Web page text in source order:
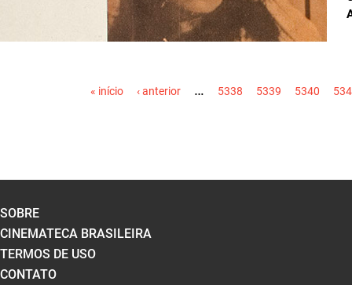
« início ‹ anterior … 5338 5339 5340
SOBRE
CINEMATECA BRASILEIRA
TERMOS DE USO
CONTATO